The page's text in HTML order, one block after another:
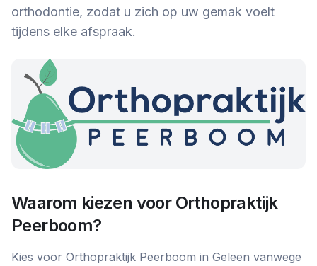
orthodontie, zodat u zich op uw gemak voelt
tijdens elke afspraak.
Waarom kiezen voor Orthopraktijk
Peerboom?
Kies voor Orthopraktijk Peerboom in Geleen vanwege